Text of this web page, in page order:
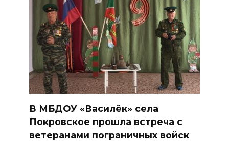
В МБДОУ «Василёк» села
Покровское прошла встреча с
ветеранами пограничных войск